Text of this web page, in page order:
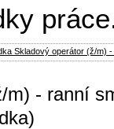
m) - ranní
Skladový operátor (ž/m)